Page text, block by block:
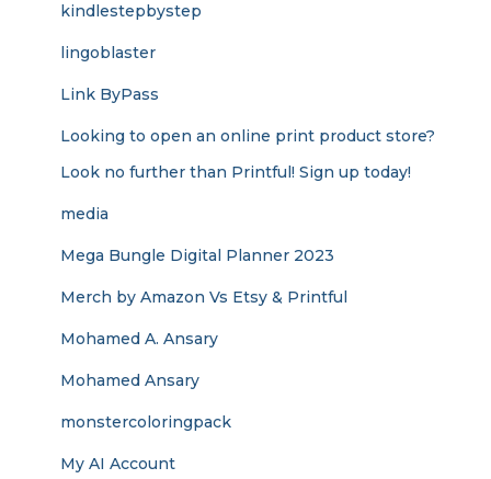
kindlestepbystep
lingoblaster
Link ByPass
Looking to open an online print product store?
Look no further than Printful! Sign up today!
media
Mega Bungle Digital Planner 2023
Merch by Amazon Vs Etsy & Printful
Mohamed A. Ansary
Mohamed Ansary
monstercoloringpack
My AI Account